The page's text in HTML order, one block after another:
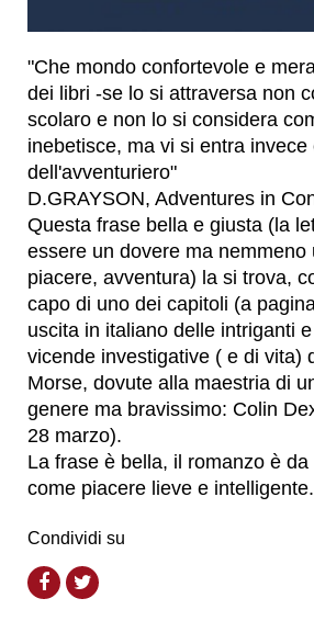
"Che mondo confortevole e
dei libri -se lo si attraversa non
scolaro e non lo si considera
inebetisce, ma vi si entra
dell'avventuriero"
D.GRAYSON, Adventures in
Questa frase bella e giusta (la
essere un dovere ma nemmeno
piacere, avventura) la si trova,
capo di uno dei capitoli (a
uscita in italiano delle intriganti
vicende investigative ( e di vita)
Morse, dovute alla maestria di
genere ma bravissimo: Colin
28 marzo).
La frase è bella, il romanzo è
come piacere lieve e intelligente.
Condividi su